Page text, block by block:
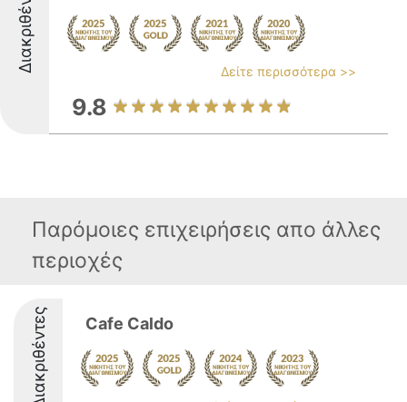
Διακριθέντες Δείτε περισσότερα >>
9.8
Παρόμοιες επιχειρήσεις απο άλλες
περιοχές
Διακριθέντες Cafe Caldo